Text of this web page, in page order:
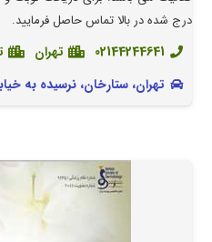
درج شده در بالا تماس حاصل فرمایید.
02144244641 تهران
تهران، ستارخان، نرسیده به